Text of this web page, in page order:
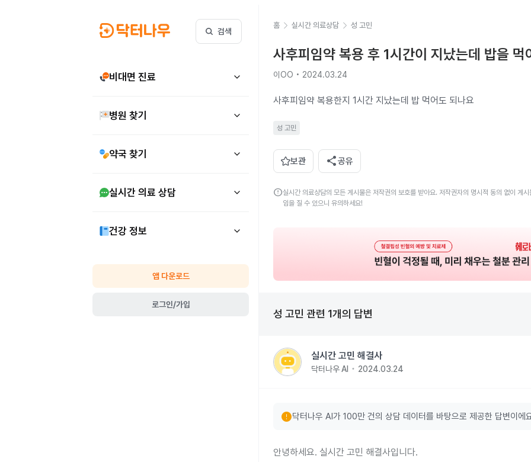
검색
비대면 진료
병원 찾기
약국 찾기
실시간 의료 상담
건강 정보
앱 다운로드
로그인/가입
홈 실시간 의료상담 성 고민
사후피임약 복용 후 1시간이 지났는데 밥을 먹
이OO • 2024.03.24
사후피임약 복용한지 1시간 지났는데 밥 먹어도 되나요
성 고민
보관 share공유
error실시간 의료상담의 모든 게시물은 저작권의 보호를 받아요. 저작권자의 명시적 동의 없이 게
임을 질 수 있으니 유의하세요!
성 고민 관련 1개의 답변
실시간 고민 해결사
닥터나우 AI 2024.03.24
error닥터나우 AI가 100만 건의 상담 데이터를 바탕으로 제공한 답변이에
안녕하세요. 실시간 고민 해결사입니다.